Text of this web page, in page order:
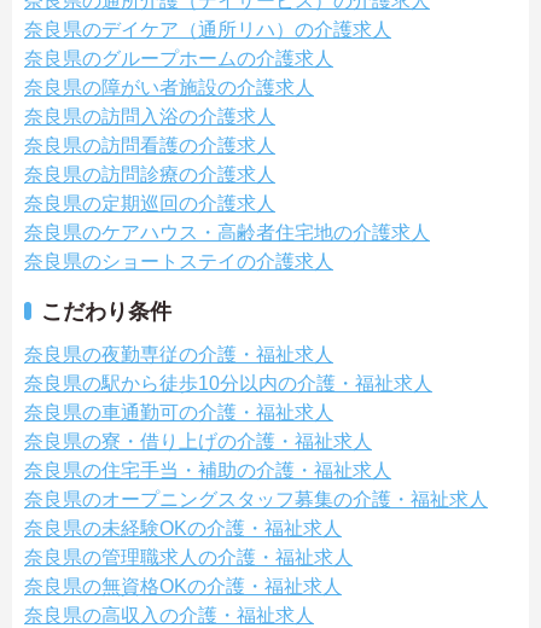
奈良県のデイケア（通所リハ）の介護求人
奈良県のグループホームの介護求人
奈良県の障がい者施設の介護求人
奈良県の訪問入浴の介護求人
奈良県の訪問看護の介護求人
奈良県の訪問診療の介護求人
奈良県の定期巡回の介護求人
奈良県のケアハウス・高齢者住宅地の介護求人
奈良県のショートステイの介護求人
こだわり条件
奈良県の夜勤専従の介護・福祉求人
奈良県の駅から徒歩10分以内の介護・福祉求人
奈良県の車通勤可の介護・福祉求人
奈良県の寮・借り上げの介護・福祉求人
奈良県の住宅手当・補助の介護・福祉求人
奈良県のオープニングスタッフ募集の介護・福祉求人
奈良県の未経験OKの介護・福祉求人
奈良県の管理職求人の介護・福祉求人
奈良県の無資格OKの介護・福祉求人
奈良県の高収入の介護・福祉求人